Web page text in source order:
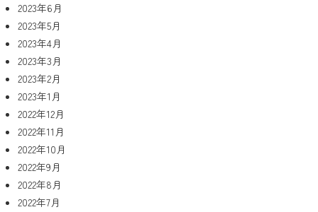
2023年6月
2023年5月
2023年4月
2023年3月
2023年2月
2023年1月
2022年12月
2022年11月
2022年10月
2022年9月
2022年8月
2022年7月